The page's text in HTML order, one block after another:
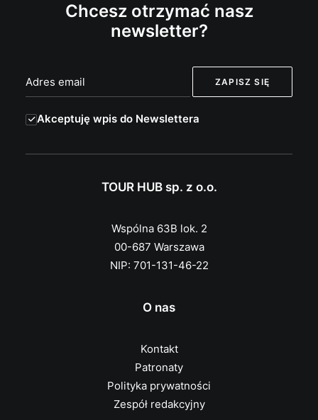
Chcesz otrzymać nasz
newsletter?
Akceptuję wpis do Newslettera
TOUR HUB sp. z o.o.
Wspólna 63B lok. 2
00-687 Warszawa
NIP: 701-131-46-22
O nas
Kontakt
Patronaty
Polityka prywatności
Zespół redakcyjny